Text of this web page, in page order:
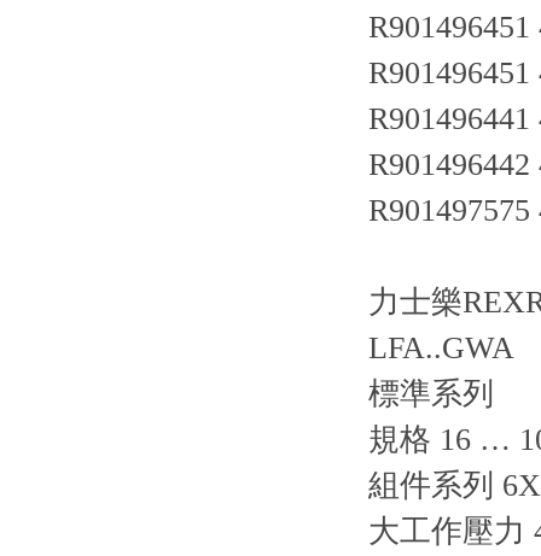
力士樂
LFA..GWA
標準系列
規格 16 …
組件系列
大工作壓力